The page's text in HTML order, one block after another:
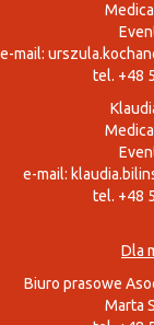
e-mail:
tel. +48
e-mail:
tel. +48
Dla
Biuro prasowe
Marta